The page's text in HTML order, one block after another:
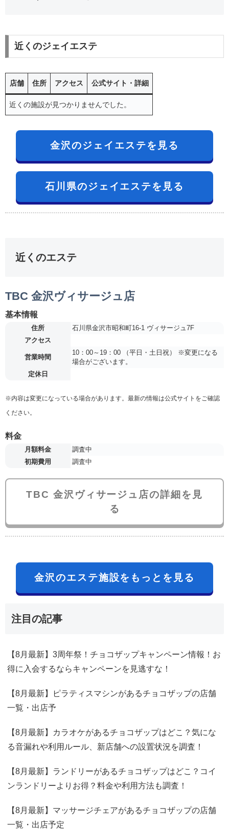
近くのジェイエステ
店舗 住所 アクセス 公式サイト・詳細
近くの施設が見つかりませんでした。
金沢のジェイエステを見る
石川県のジェイエステを見る
近くのエステ
TBC 金沢ヴィサージュ店
基本情報
住所
石川県金沢市昭和町16-1 ヴィサージュ7F
アクセス
営業時間
10：00～19：00 （平日・土日祝） ※変更になる
場合がございます。
定休日
※内容は変更になっている場合があります。最新の情報は公式サイトをご確認
ください。
料金
月額料金
調査中
初期費用
調査中
TBC 金沢ヴィサージュ店の詳細を見
る
金沢のエステ施設をもっとを見る
注目の記事
【8月最新】3周年祭！チョコザップキャンペーン情報！お
得に入会するならキャンペーンを見逃すな！
【8月最新】ピラティスマシンがあるチョコザップの店舗
一覧・出店予
【8月最新】カラオケがあるチョコザップはどこ？気にな
る音漏れや利用ルール、新店舗への設置状況を調査！
【8月最新】ランドリーがあるチョコザップはどこ？コイ
ンランドリーよりお得？料金や利用方法も調査！
【8月最新】マッサージチェアがあるチョコザップの店舗
一覧・出店予定